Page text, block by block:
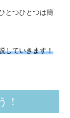
とつひとつは簡
していきます！
！